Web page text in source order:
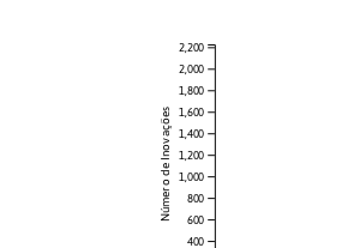
400
600
800
1,000
1,200
1,400
1,600
1,800
2,000
2,200
Número de Inovações